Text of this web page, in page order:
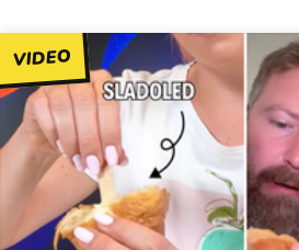
VIDEO